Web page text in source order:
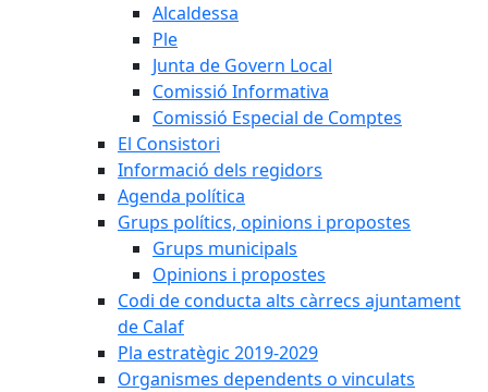
Alcaldessa
Ple
Junta de Govern Local
Comissió Informativa
Comissió Especial de Comptes
El Consistori
Informació dels regidors
Agenda política
Grups polítics, opinions i propostes
Grups municipals
Opinions i propostes
Codi de conducta alts càrrecs ajuntament
de Calaf
Pla estratègic 2019-2029
Organismes dependents o vinculats